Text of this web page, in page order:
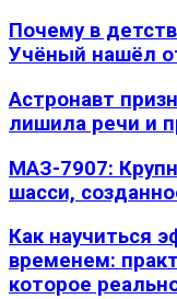
Почему в
Учёный нашёл
Астронавт
лишила речи и
МАЗ-7907:
шасси,
Как научиться
временем:
которое